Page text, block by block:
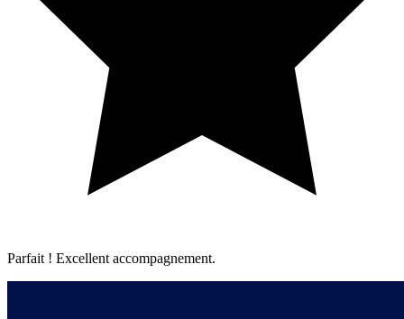
Parfait ! Excellent accompagnement.